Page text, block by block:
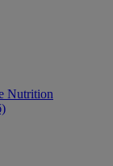
Nutrition